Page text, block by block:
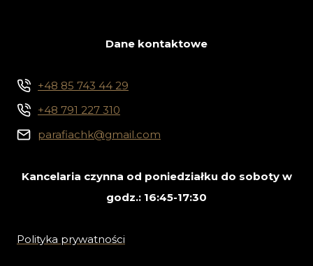
Dane kontaktowe
+48 85 743 44 29
+48 791 227 310
parafiachk@gmail.com
Kancelaria czynna od poniedziałku do soboty w
godz.: 16:45-17:30
Polityka prywatności